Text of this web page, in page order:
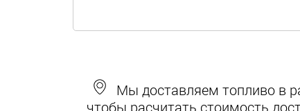
Мы доставляем топливо в
чтобы расчитать стоимость